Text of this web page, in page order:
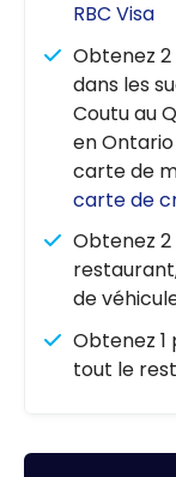
RBC Visa
Obtenez
dans les
Coutu au
en
carte de
carte de
Obtenez
de
Obtenez
tout le